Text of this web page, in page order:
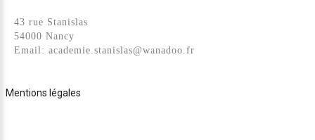
43 rue Stanislas
54000 Nancy
Email: academie.stanislas@wanadoo.fr
Mentions légales